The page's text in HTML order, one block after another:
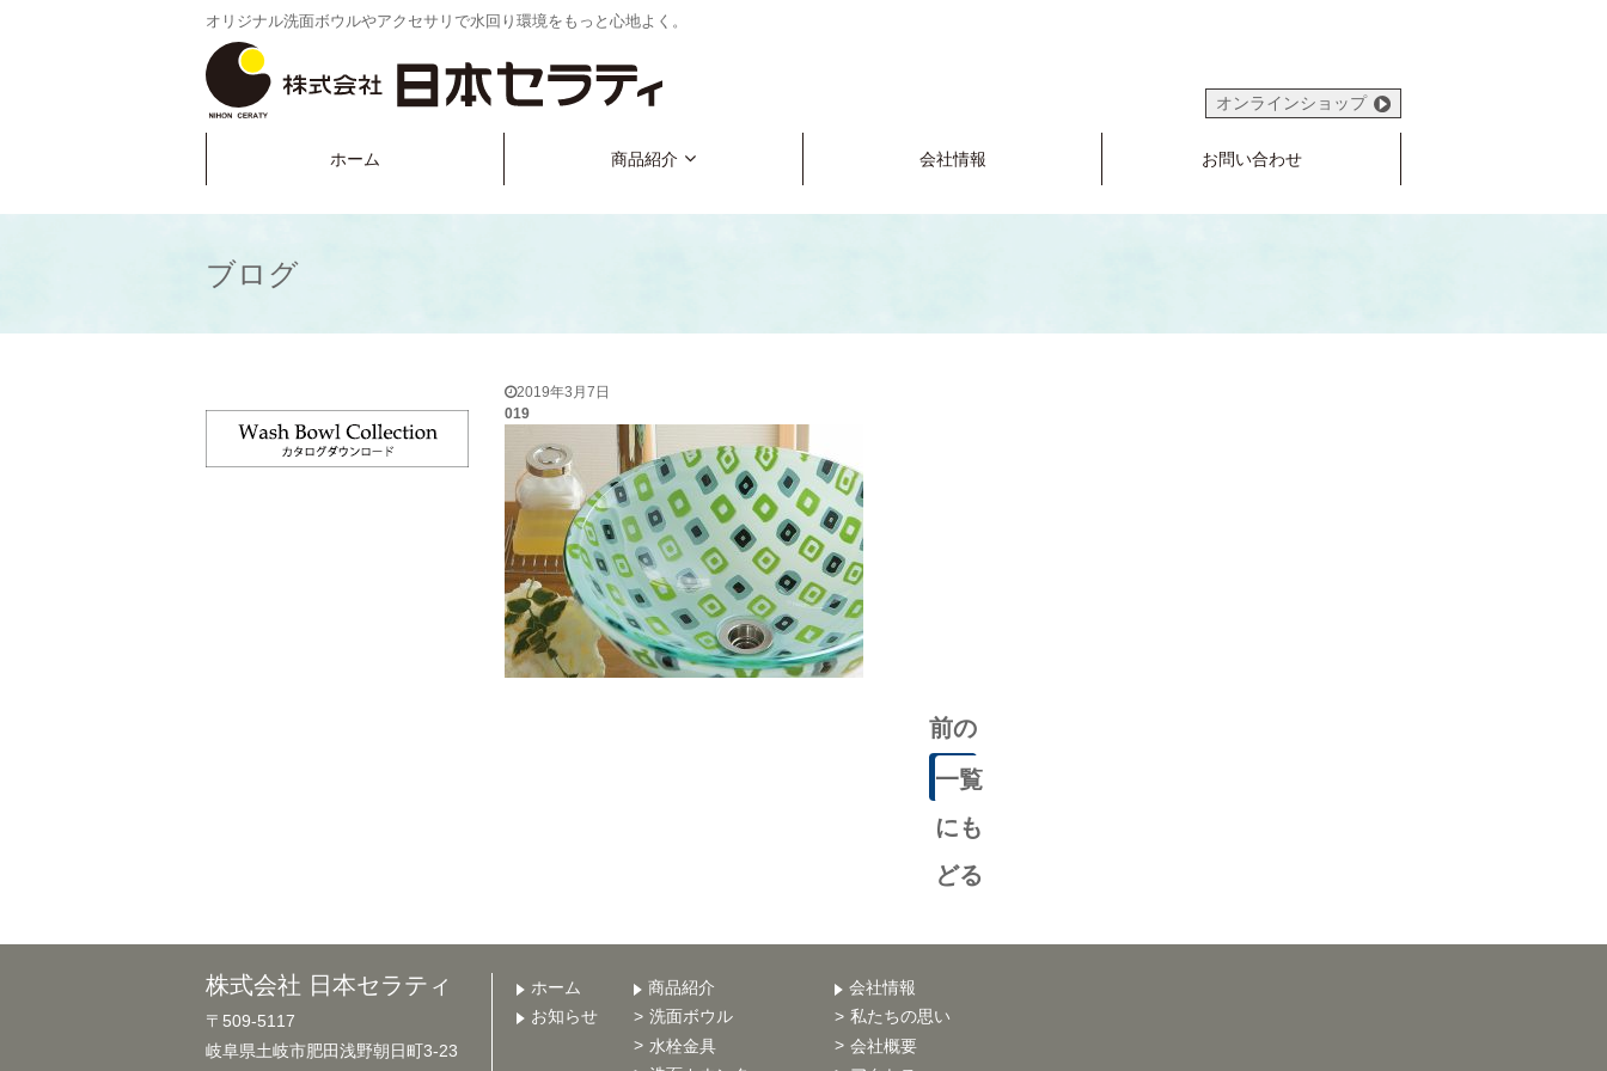
オリジナル洗面ボウルやアクセサリで水回り環境をもっと心地よく。
オンラインショップ
ホーム 商品紹介 会社情報 お問い合わせ
ブログ
2019年3月7日
019
前の
記事
一覧
にも
どる
株式会社 日本セラティ
〒509-5117
岐阜県土岐市肥田浅野朝日町3-23
ホーム
お知らせ
商品紹介
洗面ボウル
水栓金具
会社情報
私たちの思い
会社概要